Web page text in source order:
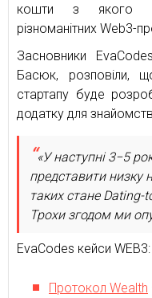
кошти з якого
різноманітних Web3-
Засновники
Басюк, розповіли,
стартапу буде
додатку для
«У наступні 3−5
представити низку
таких стане Dating-
Трохи згодом ми
EvaCodes кейси WEB3:
Протокол Wealth